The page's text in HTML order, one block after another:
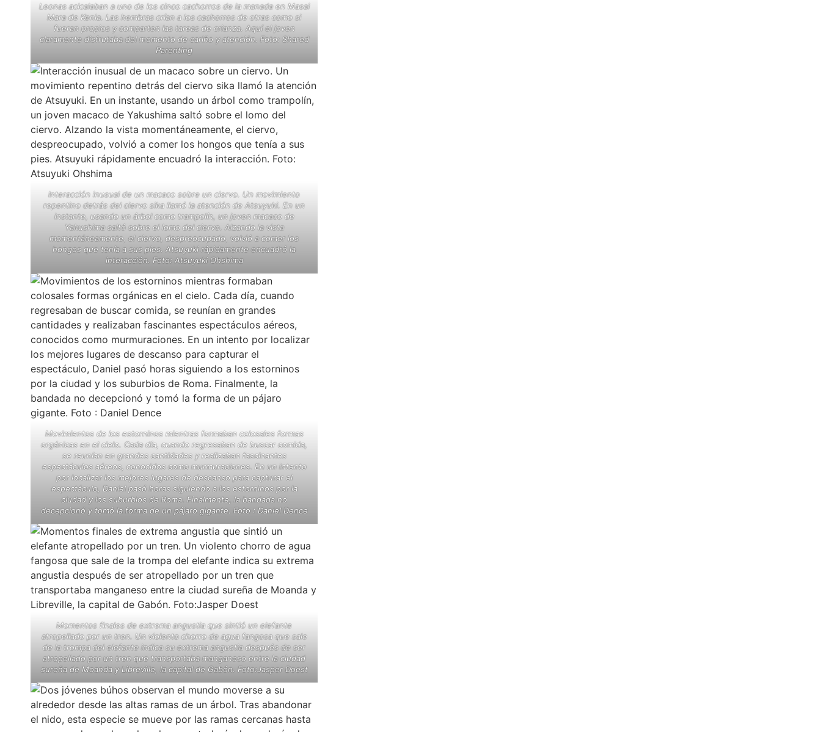
Leonas acicalaban a uno de los cinco cachorros de la manada en Masai
Mara de Kenia. Las hembras crían a los cachorros de otras como si
fueran propios y comparten las tareas de crianza. Aquí el joven
claramente disfrutaba del momento de cariño y atención. Foto: Shared
Parenting
Interacción inusual de un macaco sobre un ciervo. Un movimiento
repentino detrás del ciervo sika llamó la atención de Atsuyuki. En un
instante, usando un árbol como trampolín, un joven macaco de
Yakushima saltó sobre el lomo del ciervo. Alzando la vista
momentáneamente, el ciervo, despreocupado, volvió a comer los
hongos que tenía a sus pies. Atsuyuki rápidamente encuadró la
interacción. Foto: Atsuyuki Ohshima
Movimientos de los estorninos mientras formaban colosales formas
orgánicas en el cielo. Cada día, cuando regresaban de buscar comida,
se reunían en grandes cantidades y realizaban fascinantes
espectáculos aéreos, conocidos como murmuraciones. En un intento
por localizar los mejores lugares de descanso para capturar el
espectáculo, Daniel pasó horas siguiendo a los estorninos por la
ciudad y los suburbios de Roma. Finalmente, la bandada no
decepcionó y tomó la forma de un pájaro gigante. Foto : Daniel Dence
Momentos finales de extrema angustia que sintió un elefante
atropellado por un tren. Un violento chorro de agua fangosa que sale
de la trompa del elefante indica su extrema angustia después de ser
atropellado por un tren que transportaba manganeso entre la ciudad
sureña de Moanda y Libreville, la capital de Gabón. Foto:Jasper Doest